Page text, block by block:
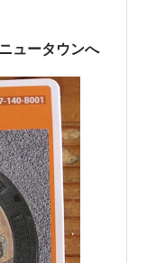
ュータウンへ